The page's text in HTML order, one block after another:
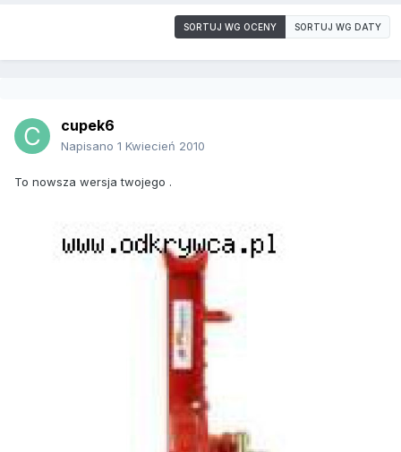
SORTUJ WG OCENY SORTUJ WG DATY
cupek6
Napisano 1 Kwiecień 2010
To nowsza wersja twojego .